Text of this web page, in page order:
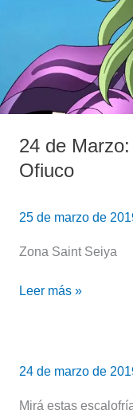
24 de
Ofiuco
25 de marzo de
Zona Saint Seiya
Leer más »
24 de marzo de
Mirá estas
de
Yami